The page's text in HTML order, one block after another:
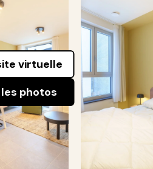
virtuelle
photos